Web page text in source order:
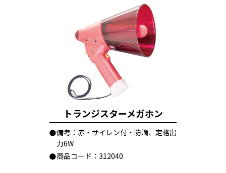
トランジスターメガホン
備考：赤・サイレン付・防滴、定格出
力6W
商品コード：312040